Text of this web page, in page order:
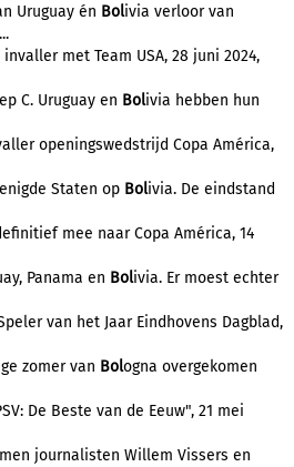
Uruguay én Bolivia verloor van
met Team USA, 28 juni 2024,
C. Uruguay en Bolivia hebben hun
openingswedstrijd Copa América,
Staten op Bolivia. De eindstand
mee naar Copa América, 14
Panama en Bolivia. Er moest echter
van het Jaar Eindhovens Dagblad,
zomer van Bologna overgekomen
De Beste van de Eeuw", 21 mei
journalisten Willem Vissers en